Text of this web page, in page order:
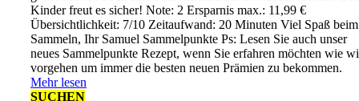
Kinder freut es sicher! Note: 2 Ersparnis max.: 11,99 €
Übersichtlichkeit: 7/10 Zeitaufwand: 20 Minuten Viel Spaß beim
Sammeln, Ihr Samuel Sammelpunkte Ps: Lesen Sie auch unser
neues Sammelpunkte Rezept, wenn Sie erfahren möchten wie
vorgehen um immer die besten neuen Prämien zu bekommen.
Mehr lesen
SUCHEN